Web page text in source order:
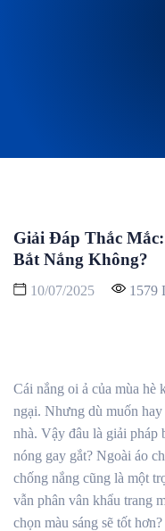
Giải Đáp Thắc
Bắt Nắng Không?
10/07/2025 1579
Cái nắng oi ả của mùa hè
ngại. Nhưng dù muốn
nhà. Vậy đâu là giải pháp
nóng gay gắt? Ngoài áo
chống nắng cũng là một
vẫn phân vân khẩu trang
chọn màu sáng sẽ tốt